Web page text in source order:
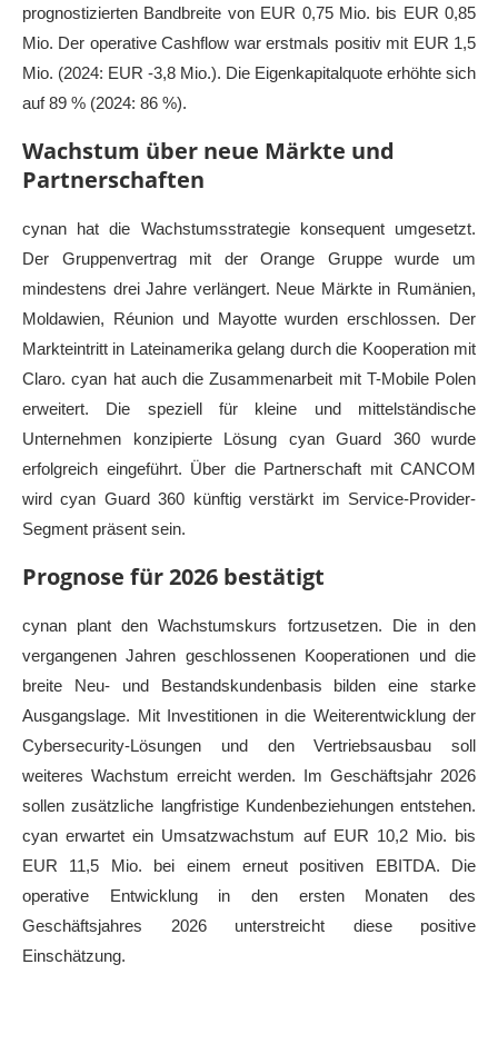
prognostizierten Bandbreite von EUR 0,75 Mio. bis EUR 0,85
Mio. Der operative Cashflow war erstmals positiv mit EUR 1,5
Mio. (2024: EUR -3,8 Mio.). Die Eigenkapitalquote erhöhte sich
auf 89 % (2024: 86 %).
Wachstum über neue Märkte und
Partnerschaften
cynan hat die Wachstumsstrategie konsequent umgesetzt.
Der Gruppenvertrag mit der Orange Gruppe wurde um
mindestens drei Jahre verlängert. Neue Märkte in Rumänien,
Moldawien, Réunion und Mayotte wurden erschlossen. Der
Markteintritt in Lateinamerika gelang durch die Kooperation mit
Claro. cyan hat auch die Zusammenarbeit mit T-Mobile Polen
erweitert. Die speziell für kleine und mittelständische
Unternehmen konzipierte Lösung cyan Guard 360 wurde
erfolgreich eingeführt. Über die Partnerschaft mit CANCOM
wird cyan Guard 360 künftig verstärkt im Service-Provider-
Segment präsent sein.
Prognose für 2026 bestätigt
cynan plant den Wachstumskurs fortzusetzen. Die in den
vergangenen Jahren geschlossenen Kooperationen und die
breite Neu- und Bestandskundenbasis bilden eine starke
Ausgangslage. Mit Investitionen in die Weiterentwicklung der
Cybersecurity-Lösungen und den Vertriebsausbau soll
weiteres Wachstum erreicht werden. Im Geschäftsjahr 2026
sollen zusätzliche langfristige Kundenbeziehungen entstehen.
cyan erwartet ein Umsatzwachstum auf EUR 10,2 Mio. bis
EUR 11,5 Mio. bei einem erneut positiven EBITDA. Die
operative Entwicklung in den ersten Monaten des
Geschäftsjahres 2026 unterstreicht diese positive
Einschätzung.